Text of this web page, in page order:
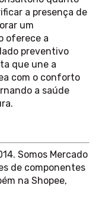
a presença de
um
oferece a
preventivo
que une a
com o conforto
a saúde
Somos Mercado
de componentes
na Shopee,